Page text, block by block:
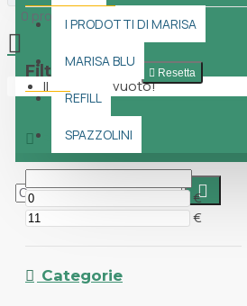
I PRODOTTI DI MARISA
MARISA BLU
REFILL
SPAZZOLINI
0 prodotti - 0,00€
Il carrello è vuoto!
Filtra prodotti Resetta
Prezzo
€
€
Categorie